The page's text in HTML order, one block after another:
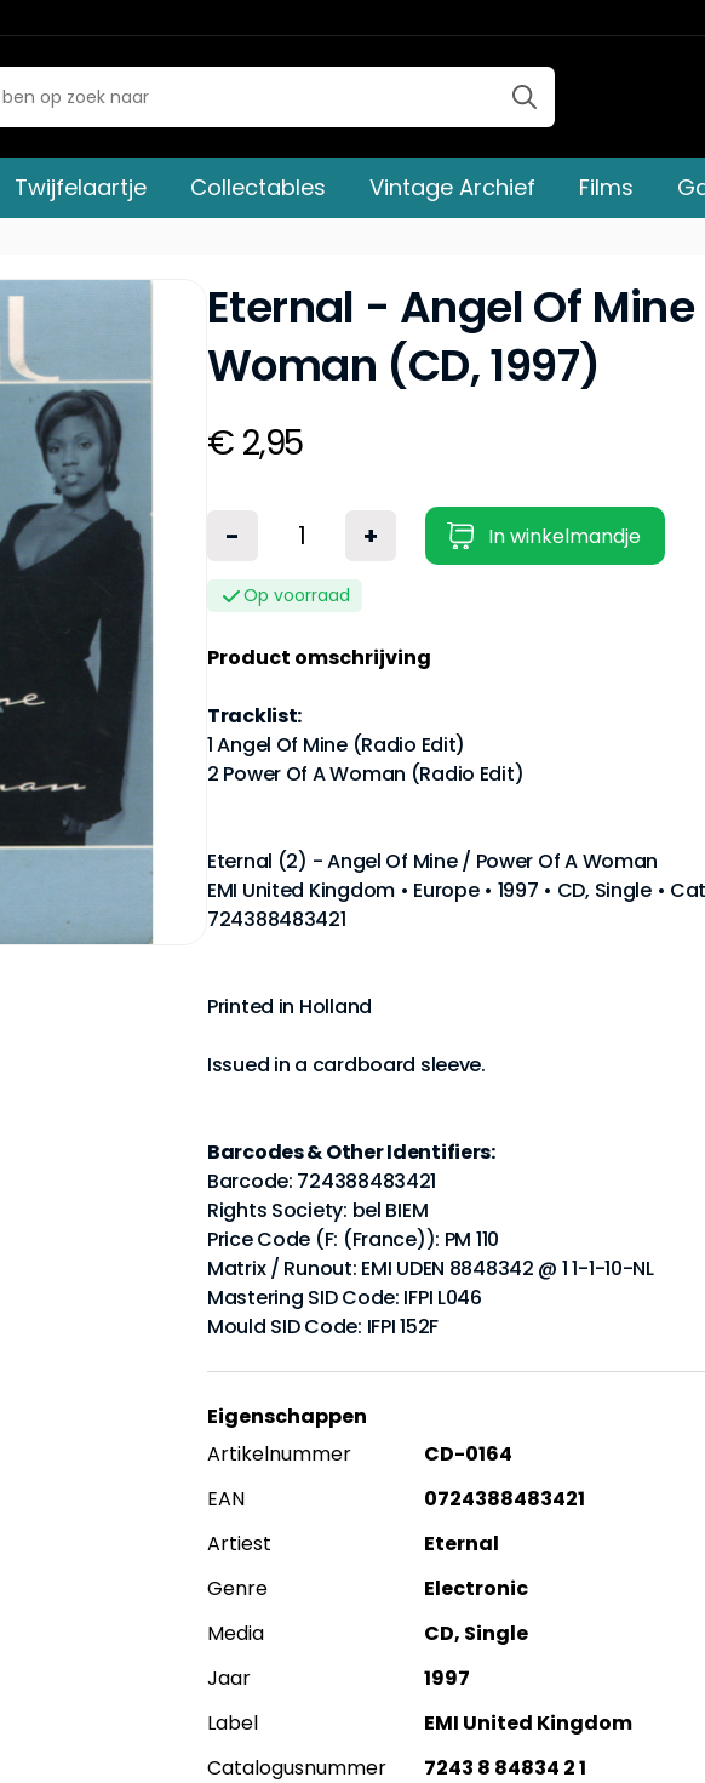
Twijfelaartje Collectables Vintage Archief Films
Eternal - Angel Of
Woman (CD, 1997)
€ 2,95
- + In winkelmandje
Op voorraad
Product omschrijving
Tracklist:
1 Angel Of Mine (Radio Edit)
2 Power Of A Woman (Radio Edit)
Eternal (2) - Angel Of Mine / Power Of A Woman
EMI United Kingdom • Europe • 1997 • CD, Single •
724388483421
Printed in Holland
Issued in a cardboard sleeve.
Barcodes & Other Identifiers:
Barcode: 724388483421
Rights Society: bel BIEM
Price Code (F: (France)): PM 110
Matrix / Runout: EMI UDEN 8848342 @ 1 1-1-10-NL
Mastering SID Code: IFPI L046
Mould SID Code: IFPI 152F
Eigenschappen
Artikelnummer
CD-0164
EAN
0724388483421
Artiest
Eternal
Genre
Electronic
Media
CD, Single
Jaar
1997
Label
EMI United Kingdom
Catalogusnummer
7243 8 84834 2 1